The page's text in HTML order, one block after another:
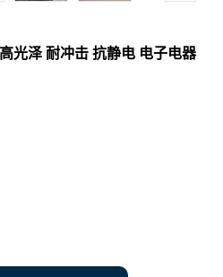
光泽 耐冲击 抗静电 电子电器